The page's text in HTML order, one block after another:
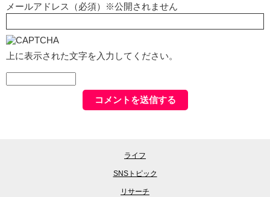
メールアドレス（必須）※公開されません
上に表示された文字を入力してください。
ライフ
SNSトピック
リサーチ